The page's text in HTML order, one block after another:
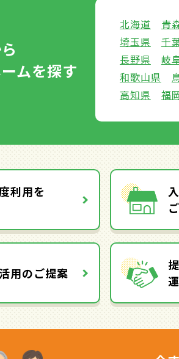
ムを探す
北海道 青
埼玉県
千
長野県
岐
和歌山県
高知県
福
利用を
用のご提案